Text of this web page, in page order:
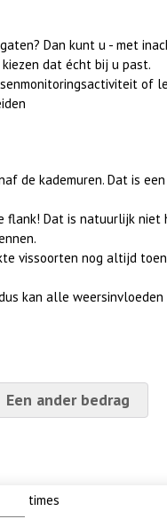
Dan kunt u - met
dat écht bij u past.
of
de kademuren. Dat is
flank! Dat is natuurlijk
vissoorten nog altijd
kan alle
Een ander bedrag
times